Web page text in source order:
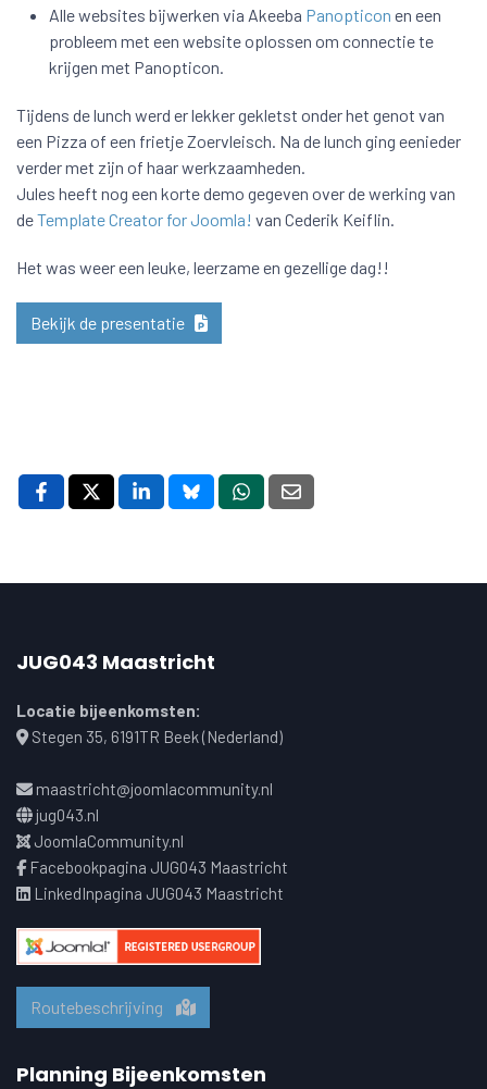
Alle websites bijwerken via Akeeba Panopticon en een
probleem met een website oplossen om connectie te
krijgen met Panopticon.
Tijdens de lunch werd er lekker gekletst onder het genot van
een Pizza of een frietje Zoervleisch. Na de lunch ging eenieder
verder met zijn of haar werkzaamheden.
Jules heeft nog een korte demo gegeven over de werking van
deTemplate Creator for Joomla! van Cederik Keiflin.
Het was weer een leuke, leerzame en gezellige dag!!
Bekijk de presentatie
JUG043 Maastricht
Locatie bijeenkomsten:
Stegen 35, 6191TR Beek (Nederland)
maastricht@joomlacommunity.nl
jug043.nl
JoomlaCommunity.nl
Facebookpagina JUG043 Maastricht
LinkedInpagina JUG043 Maastricht
Routebeschrijving
Planning Bijeenkomsten